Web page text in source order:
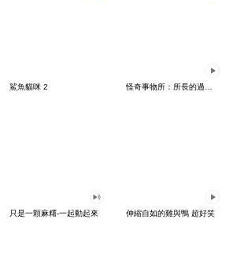
鯊魚貓咪 2
只是一顆麻糬-一起動起來 伸縮自如的雞與鴨 超好笑